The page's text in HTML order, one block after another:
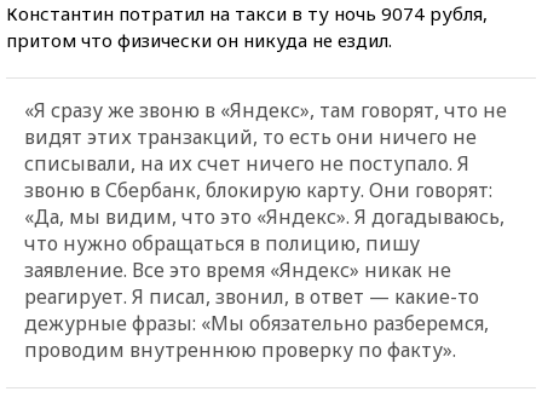
Константин потратил на такси в ту ночь 9074 рубля,
притом что физически он никуда не ездил.
«Я сразу же звоню в «Яндекс», там говорят, что не
видят этих транзакций, то есть они ничего не
списывали, на их счет ничего не поступало. Я
звоню в Сбербанк, блокирую карту. Они говорят:
«Да, мы видим, что это «Яндекс». Я догадываюсь,
что нужно обращаться в полицию, пишу
заявление. Все это время «Яндекс» никак не
реагирует. Я писал, звонил, в ответ — какие-то
дежурные фразы: «Мы обязательно разберемся,
проводим внутреннюю проверку по факту».